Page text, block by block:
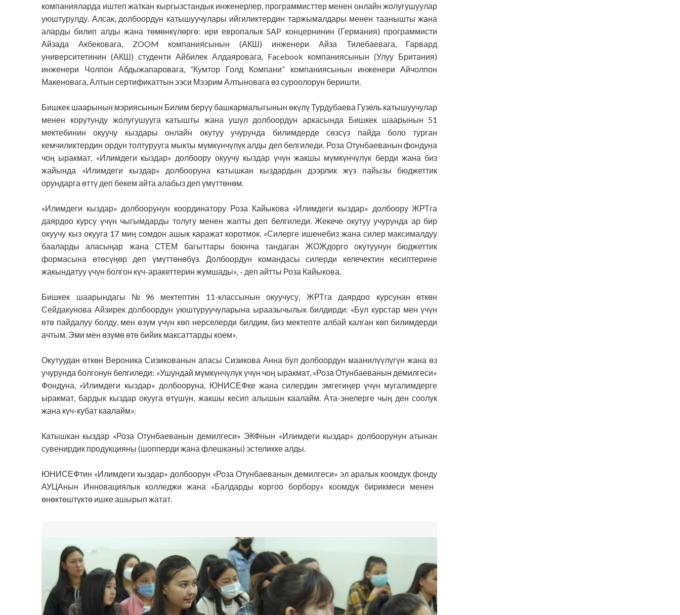
компанияларда иштеп жаткан кыргызстандык инженерлер, программисттер менен онлайнжолугушуулар
уюштурулду. Алсак, долбоордун катышуучулары ийгиликтердин таржымалдары менен таанышты жана
аларды билип алды жана төмөнкүлөргө: ириевропалык SAP концернинин (Германия) программисти
Айзада Акбековага, ZOOM компаниясынын (АКШ) инженери Айза Тилебаевага, Гарвард
университетинин (АКШ) студенти Айбилек Алдаяровага, Facebook компаниясынын (Улуу Британия)
инженери Чолпон Абдыжапаровага, “Кумтор Голд Компани” компаниясынын инженери Айчолпон
Макеновага, Алтын сертификаттын ээси Мээрим Алтыновага өз суроолорун беришти
Бишкек шаарынын мэриясынын Билим берүү башкармалыгынын өкүлү Турдубаева Гузель катышуучулар
менен корутунду жолугушууга катышты жана ушул долбоордун аркасында Бишкек шаарынын 51
мектебинин окуучу кыздары онлайн окутууучурунда билимдерде сөзсүз пайда боло турган
кемчиликтердин ордун толтурууга мыкты мүмкүнчүлүк алды деп белгиледи. Роза Отунбаеванын фондуна
чоң ыракмат, «Илимдеги кыздар» долбоору окуучу кыздар үчүн жакшы мүмкүнчүлүк берди жана биз
жайында «Илимдеги кыздар» долбооруна катышкан кыздардын дээрлик жүз пайызы бюджеттик
орундарга өттү деп бекем айта алабыз деп үмүттөнөм.
«Илимдеги кыздар» долбоорунун координатору Роза Кайыкова «Илимдеги кыздар» долбоору ЖРТга
даярдоо курсу үчүн чыгымдарды толугу менен жапты деп белгиледи. Жекече окутууучурунда ар бир
окуучу кыз окууга 17 миң сомдон ашык каражат коротмок. «Силерге ишенебиз жана силер максималдуу
бааларды аласыңар жана СТЕМ багыттары боюнчатандаган ЖОЖдорго окутуунун бюджеттик
формасына өтөсүңөр деп үмүттөнөбүз. Долбоордун командасы силерди келечектин кесиптерине
жакындатуу үчүн болгон күч-аракеттерин жумшады», - деп айтты Роза Кайыкова.
Бишкек шаарындагы №96 мектептин 11-классынын окуучусу, ЖРТга даярдоо курсунан өткөн
Сейдакунова Айзирек долбоордунуюштуруучуларына ыраазычылык билдирди: «Бул курстар мен үчүн
өтө пайдалуу болду, мен өзүм үчүн көп нерселерди билдим, биз мектепте албай калган көп билимдерди
ачтым. Эми мен өзүмө өтө бийик максаттарды коем».
Окутуудан өткөн Вероника Сизикованын апасы Сизикова Анна бул долбоордун маанилүүлүгүн жана өз
учурунда болгонун белгиледи: «Ушундай мүмкүнчүлүк үчүн чоң ыракмат, «Роза Отунбаеванын демилгеси»
Фондуна, «Илимдеги кыздар» долбооруна, ЮНИСЕФке жана силердин эмгегиңер үчүн мугалимдерге
ыракмат, бардык кыздар окууга өтүшүн, жакшы кесип алышын каалайм. Ата-энелерге чың ден соолук
жана күч-кубат каалайм».
Катышкан кыздар «Роза Отунбаеванын демилгеси» ЭКФнын «Илимдеги кыздар» долбоорунун атынан
сувенирдик продукцияны (шопперди жана флешканы) эстеликке алды.
ЮНИСЕФтин «Илимдеги кыздар» долбоорун «Роза Отунбаеванын демилгеси» эл аралык коомдук фонду
АУЦАнын Инновациялык колледжи жана «Балдарды коргоо борбору» коомдук бирикмеси менен
өнөктөштүктө ишке ашырып жатат.